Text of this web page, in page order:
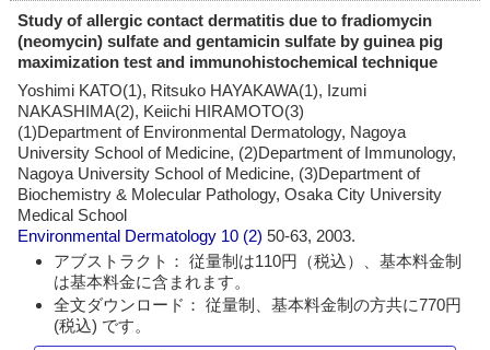
Study of allergic contact dermatitis due to fradiomycin
(neomycin) sulfate and gentamicin sulfate by guinea pig
maximization test and immunohistochemical technique
Yoshimi KATO(1), Ritsuko HAYAKAWA(1), Izumi
NAKASHIMA(2), Keiichi HIRAMOTO(3)
(1)Department of Environmental Dermatology, Nagoya
University School of Medicine, (2)Department of Immunology,
Nagoya University School of Medicine, (3)Department of
Biochemistry & Molecular Pathology, Osaka City University
Medical School
Environmental Dermatology 10 (2)50-63, 2003.
アブストラクト： 従量制は110円（税込）、基本料金制
は基本料金に含まれます。
全文ダウンロード： 従量制、基本料金制の方共に770円
(税込) です。